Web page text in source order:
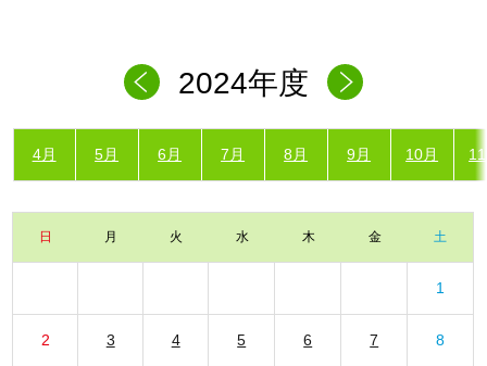
2024年度
4月 5月 6月 7月 8月 9月 10月
日 月 火 水 木 金 土
1
2 3 4 5 6 7 8